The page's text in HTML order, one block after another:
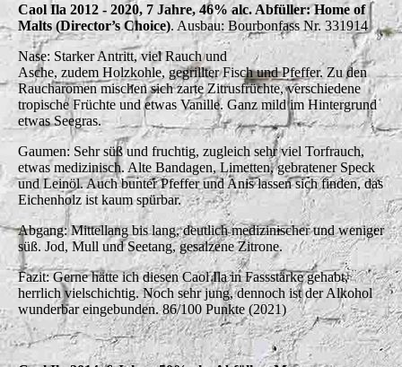
Caol Ila 2012 - 2020, 7 Jahre, 46% alc. Abfüller: Home of
Malts (Director’s Choice). Ausbau: Bourbonfass Nr. 331914
Nase: Starker Antritt, viel Rauch und
Asche, zudem Holzkohle, gegrillter Fisch und Pfeffer. Zu den
Raucharomen mischen sich zarte Zitrusfrüchte, verschiedene
tropische Früchte und etwas Vanille. Ganz mild im Hintergrund
etwas Seegras.
Gaumen: Sehr süß und fruchtig, zugleich sehr viel Torfrauch,
etwas medizinisch. Alte Bandagen, Limetten, gebratener Speck
und Leinöl. Auch bunter Pfeffer und Anis lassen sich finden, das
Eichenholz ist kaum spürbar.
Abgang: Mittellang bis lang, deutlich medizinischer und weniger
süß. Jod, Mull und Seetang, gesalzene Zitrone.
Fazit: Gerne hätte ich diesen Caol Ila in Fassstärke gehabt,
herrlich vielschichtig. Noch sehr jung, dennoch ist der Alkohol
wunderbar eingebunden. 86/100 Punkte (2021)